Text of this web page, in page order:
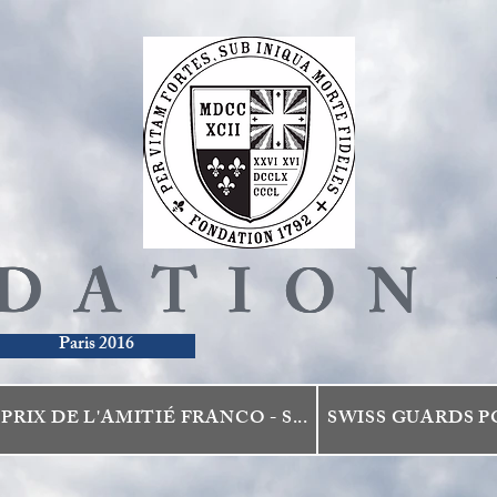
Paris 2016
PRIX DE L'AMITIÉ FRANCO - S... SWISS GUARDS